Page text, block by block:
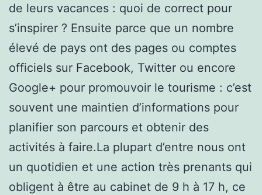
de leurs vacances : quoi de correct pour
s’inspirer ? Ensuite parce que un nombre
élevé de pays ont des pages ou comptes
officiels sur Facebook, Twitter ou encore
Google+ pour promouvoir le tourisme : c’est
souvent une maintien d’informations pour
planifier son parcours et obtenir des
activités à faire.La plupart d’entre nous ont
un quotidien et une action très prenants qui
obligent à être au cabinet de 9 h à 17 h, ce